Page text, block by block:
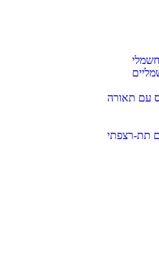
עם תאורה
תת-רצפתי